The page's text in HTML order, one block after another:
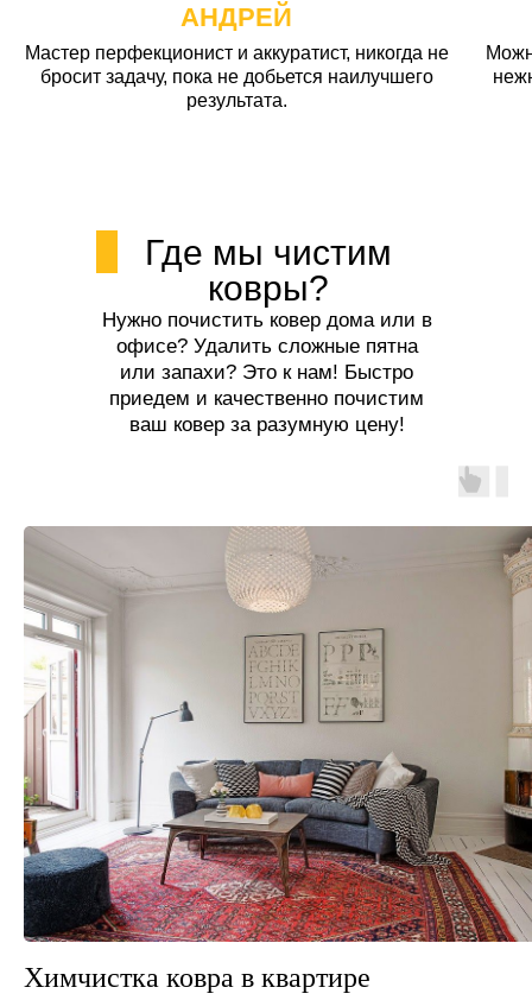
АНДРЕЙ
Мастер перфекционист и аккуратист, никогда не
бросит задачу, пока не добьется наилучшего
результата.
Где мы чистим
ковры?
Нужно почистить ковер дома или в
офисе? Удалить сложные пятна
или запахи? Это к нам! Быстро
приедем и качественно почистим
ваш ковер за разумную цену!
Химчистка ковра на даче